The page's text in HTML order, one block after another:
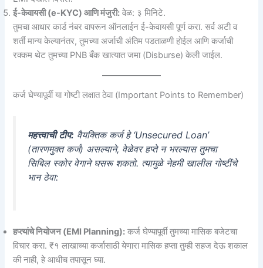
ई-केवायसी (e-KYC) आणि मंजुरी: वेळ: ३ मिनिटे.
तुमचा आधार कार्ड नंबर वापरून ऑनलाईन ई-केवायसी पूर्ण करा. सर्व अटी व
शर्ती मान्य केल्यानंतर, तुमच्या अर्जाची अंतिम पडताळणी होईल आणि कर्जाची
रक्कम थेट तुमच्या PNB बँक खात्यात जमा (Disburse) केली जाईल.
कर्ज घेण्यापूर्वी या गोष्टी लक्षात ठेवा (Important Points to Remember)
महत्त्वाची टीप: वैयक्तिक कर्ज हे ‘Unsecured Loan’
(तारणमुक्त कर्ज) असल्याने, वेळेवर हप्ते न भरल्यास तुमचा
सिबिल स्कोर वेगाने घसरू शकतो. त्यामुळे नेहमी खालील गोष्टींचे
भान ठेवा:
हप्त्यांचे नियोजन (EMI Planning): कर्ज घेण्यापूर्वी तुमच्या मासिक बजेटचा
विचार करा. ₹१ लाखाच्या कर्जासाठी येणारा मासिक हप्ता तुम्ही सहज देऊ शकाल
की नाही, हे आधीच तपासून घ्या.